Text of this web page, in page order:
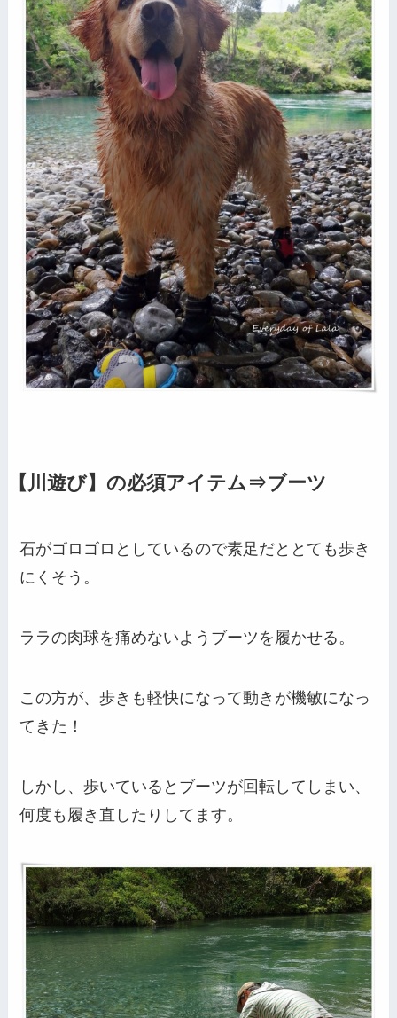
【川遊び】の必須アイテム⇒ブーツ
石がゴロゴロとしているので素足だととても歩き
にくそう。
ララの肉球を痛めないようブーツを履かせる。
この方が、歩きも軽快になって動きが機敏になっ
てきた！
しかし、歩いているとブーツが回転してしまい、
何度も履き直したりしてます。